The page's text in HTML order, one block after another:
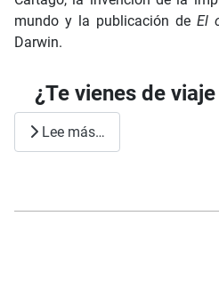
mundo y la publicación de El
Darwin.
¿Te vienes de
Lee más…